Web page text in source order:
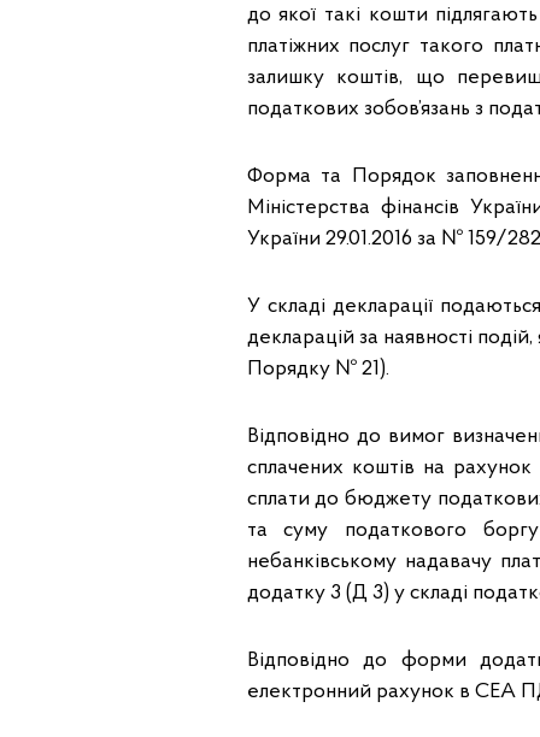
до якої такі кошти
платіжних послуг такого
залишку коштів, що
податкових зобов’язань з
Форма та Порядок
Міністерства фінансів
України 29.01.2016 за № 159/
У складі декларації
декларацій за наявності
Порядку № 21).
Відповідно до вимог
сплачених коштів на
сплати до бюджету
та суму податкового
небанківському надавачу
додатку 3 (Д 3) у складі
Відповідно до форми
електронний рахунок в СЕА